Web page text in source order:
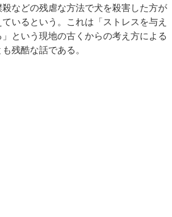
などの残虐な方法で犬を殺害した方が
いるという。これは「ストレスを与え
という現地の古くからの考え方による
残酷な話である。